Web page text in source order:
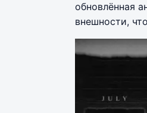
обновлённая
внешности,